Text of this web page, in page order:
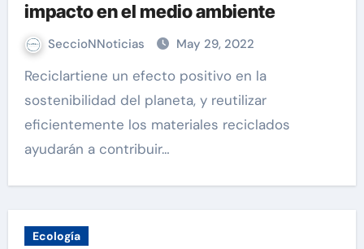
impacto en el medio ambiente
SeccioNNoticias May 29, 2022
Reciclartiene un efecto positivo en la
sostenibilidad del planeta, y reutilizar
eficientemente los materiales reciclados
ayudarán a contribuir…
Ecología